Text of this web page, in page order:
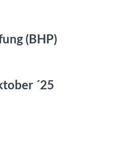
(BHP)
´25